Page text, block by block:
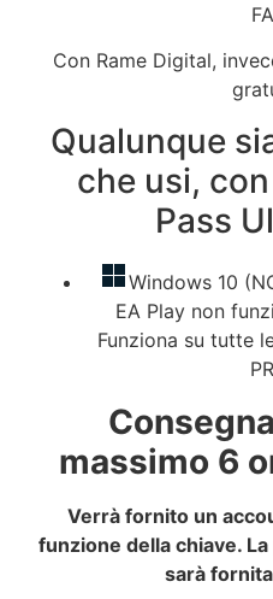
Con Rame Digital,
Qualunque
che usi,
Pass
Windows 10
EA Play non
Funziona su tutte
massimo 6
Verrà fornito un
funzione della chiave.
sarà